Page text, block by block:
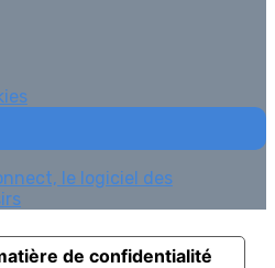
le logiciel des
de confidentialité